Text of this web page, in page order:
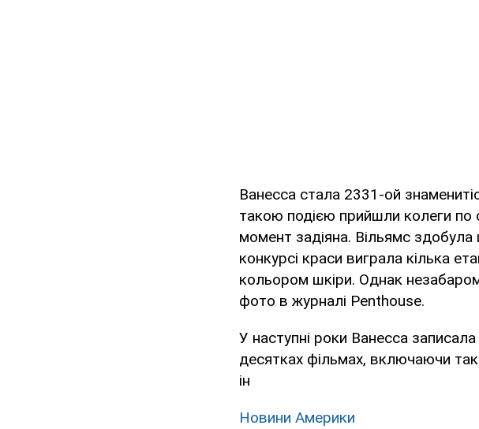
Ванесса стала 2331-ой
такою подією прийшли колеги по
момент задіяна. Вільямс
конкурсі краси виграла кілька
кольором шкіри. Однак
фото в журналі Penthouse.
У наступні роки Ванесса
десятках фільмах, включаючи
ін
Новини Америки